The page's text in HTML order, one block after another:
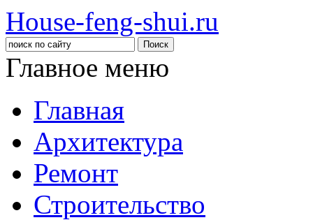
House-feng-shui.ru
Главное меню
Главная
Архитектура
Ремонт
Строительство